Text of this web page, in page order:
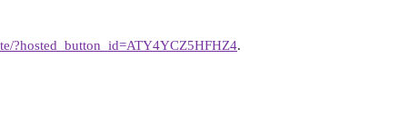
?hosted_button_id=ATY4YCZ5HFHZ4.